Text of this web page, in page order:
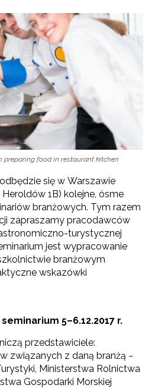
preparing food in restaurant kitchen
się w Warszawie
1B) kolejne, ósme
branżowych. Tym razem
zapraszamy pracodawców
turystycznej
jest wypracowanie
branżowym
wskazówki
5–6.12.2017 r.
przedstawiciele:
związanych z daną branżą −
Ministerstwa Rolnictwa
Gospodarki Morskiej